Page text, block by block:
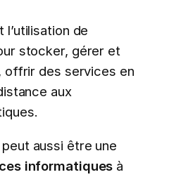
de
stocker, gérer et
offrir des services en
aux
aussi être une
informatiques à